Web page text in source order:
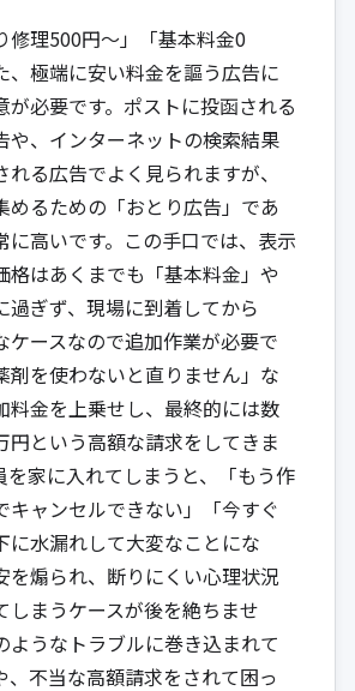
修理500円〜」「基本料金0
、極端に安い料金を謳う広告に
が必要です。ポストに投函される
や、インターネットの検索結果
る広告でよく見られますが、
めるための「おとり広告」であ
に高いです。この手口では、表示
格はあくまでも「基本料金」や
過ぎず、現場に到着してから
ケースなので追加作業が必要で
剤を使わないと直りません」な
料金を上乗せし、最終的には数
円という高額な請求をしてきま
を家に入れてしまうと、「もう作
キャンセルできない」「今すぐ
に水漏れして大変なことにな
を煽られ、断りにくい心理状況
しまうケースが後を絶ちませ
ようなトラブルに巻き込まれて
、不当な高額請求をされて困っ